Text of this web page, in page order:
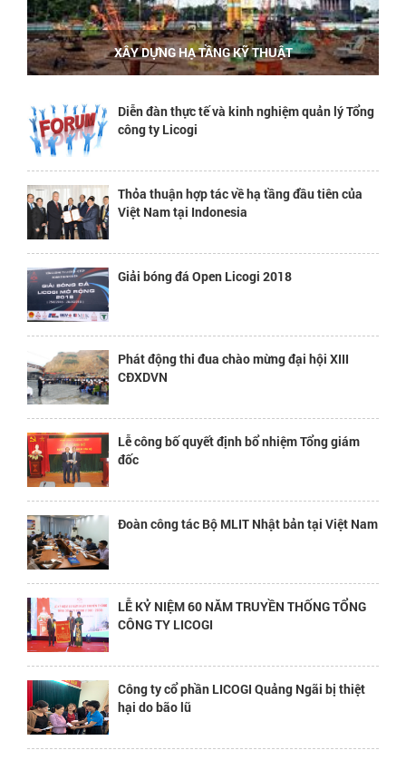
XÂY DỰNG HẠ TẦNG KỸ THUẬT
Diễn đàn thực tế và kinh nghiệm quản lý Tổng
công ty Licogi
Thỏa thuận hợp tác về hạ tầng đầu tiên của
Việt Nam tại Indonesia
Giải bóng đá Open Licogi 2018
Phát động thi đua chào mừng đại hội XIII
CĐXDVN
Lễ công bố quyết định bổ nhiệm Tổng giám
đốc
Đoàn công tác Bộ MLIT Nhật bản tại Việt Nam
LỄ KỶ NIỆM 60 NĂM TRUYỀN THỐNG TỔNG
CÔNG TY LICOGI
Công ty cổ phần LICOGI Quảng Ngãi bị thiệt
hại do bão lũ